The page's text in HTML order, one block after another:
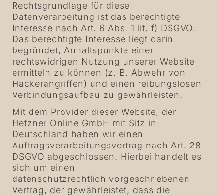
Rechtsgrundlage für diese
Datenverarbeitung ist das berechtigte
Interesse nach Art. 6 Abs. 1 lit. f) DSGVO.
Das berechtigte Interesse liegt darin
begründet, Anhaltspunkte einer
rechtswidrigen Nutzung unserer Website
ermitteln zu können (z. B. Abwehr von
Hackerangriffen) und einen reibungslosen
Verbindungsaufbau zu gewährleisten.
Mit dem Provider dieser Website, der
Hetzner Online GmbH mit Sitz in
Deutschland haben wir einen
Auftragsverarbeitungsvertrag nach Art. 28
DSGVO abgeschlossen. Hierbei handelt es
sich um einen
datenschutzrechtlich vorgeschriebenen
Vertrag, der gewährleistet, dass die